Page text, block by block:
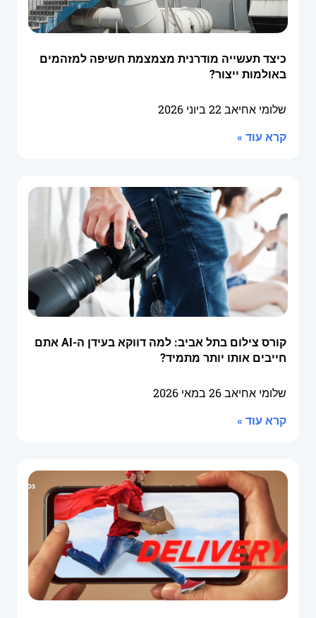
כיצד תעשייה מודרנית מצמצמת חשיפה למזהמים
באולמות ייצור?
שלומי אחיאב22 ביוני 2026
קרא עוד »
קורס צילום בתל אביב: למה דווקא בעידן ה-AI אתם
חייבים אותו יותר מתמיד?
שלומי אחיאב26 במאי 2026
קרא עוד »